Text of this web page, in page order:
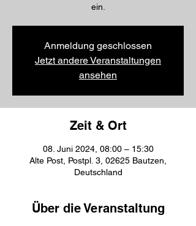
ein.
Anmeldung geschlossen
Jetzt andere Veranstaltungen
ansehen
Zeit & Ort
08. Juni 2024, 08:00 – 15:30
Alte Post, Postpl. 3, 02625 Bautzen,
Deutschland
Über die Veranstaltung